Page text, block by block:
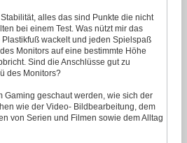
alles das sind Punkte die nicht
bei einem Test. Was nützt mir das
wackelt und jeden Spielspaß
Monitors auf eine bestimmte Höhe
Sind die Anschlüsse gut zu
des Monitors?
Gaming geschaut werden, wie sich der
wie der Video- Bildbearbeitung, dem
von Serien und Filmen sowie dem Alltag